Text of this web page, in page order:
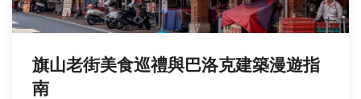
旗山老街美食巡禮與巴洛克建築漫遊指
南